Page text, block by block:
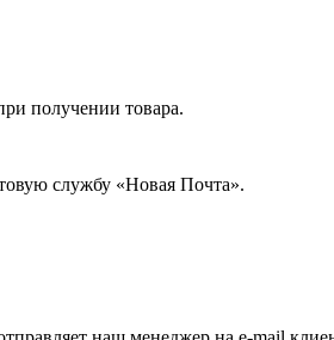
получении товара.
службу «Новая Почта».